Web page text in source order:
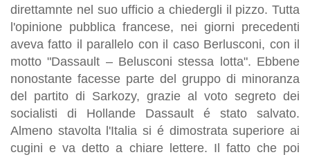
direttamnte nel suo ufficio a chiedergli il pizzo. Tutta
l'opinione pubblica francese, nei giorni precedenti
aveva fatto il parallelo con il caso Berlusconi, con il
motto "Dassault – Belusconi stessa lotta". Ebbene
nonostante facesse parte del gruppo di minoranza
del partito di Sarkozy, grazie al voto segreto dei
socialisti di Hollande Dassault é stato salvato.
Almeno stavolta l'Italia si é dimostrata superiore ai
cugini e va detto a chiare lettere. Il fatto che poi